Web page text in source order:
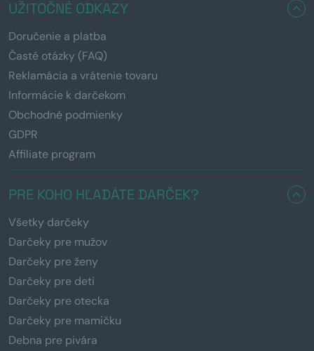
UŽITOČNÉ ODKAZY
Doručenie a platba
Časté otázky (FAQ)
Reklamácia a vrátenie tovaru
Informácie k darčekom
Obchodné podmienky
GDPR
Affiliate program
PRE KOHO HĽADÁTE DARČEK?
Všetky darčeky
Darčeky pre mužov
Darčeky pre ženy
Darčeky pre deti
Darčeky pre otecka
Darčeky pre mamičku
Debna pre pivára